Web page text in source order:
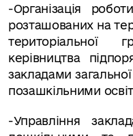
-Організація
розташованих на
територіальної
керівництва
закладами
позашкільними
-Управління